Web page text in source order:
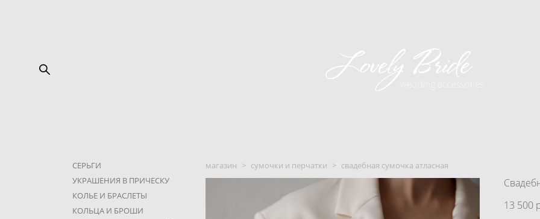
СЕРЬГИ
УКРАШЕНИЯ В ПРИЧЕСКУ
КОЛЬЕ И БРАСЛЕТЫ
КОЛЬЦА И БРОШИ
магазин > сумочки и перчатки > свадебная сумочка атласная
13 500